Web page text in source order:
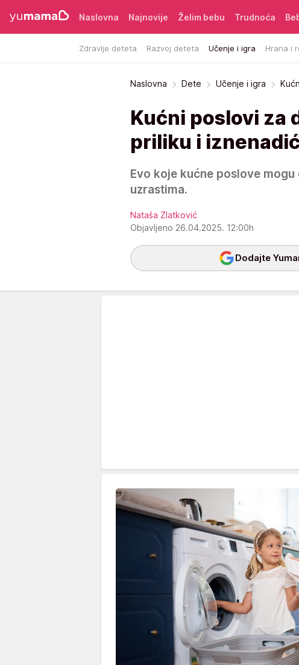
Naslovna Najnovije Želim bebu Trudnoća
Zdravlje deteta Razvoj deteta Učenje i igra Hrana i
Naslovna Dete Učenje i igra
Kućni poslovi za
priliku i
Evo koje kućne poslove
uzrastima.
Nataša Zlatković
Objavljeno 26.04.2025. 12:00h
Dodajte